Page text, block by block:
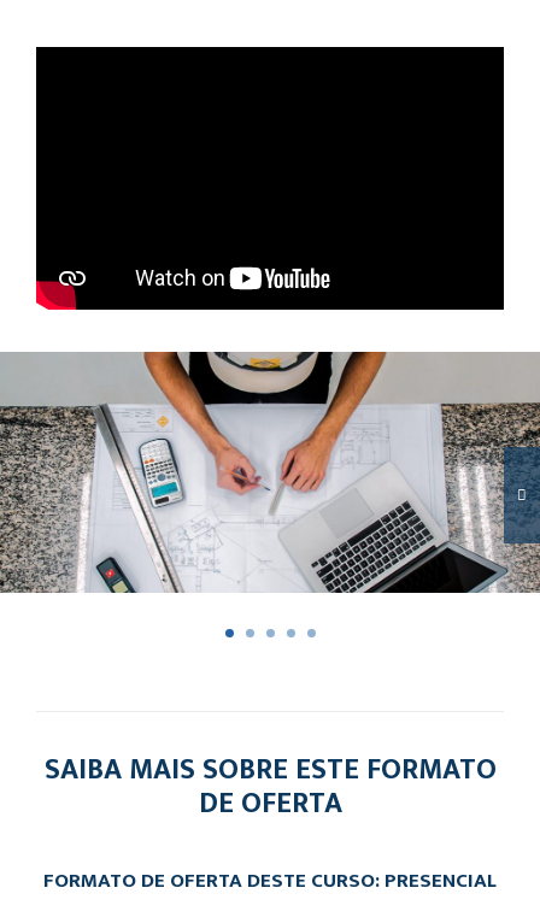
SAIBA MAIS SOBRE ESTE FORMATO
DE OFERTA
FORMATO DE OFERTA DESTE CURSO: PRESENCIAL